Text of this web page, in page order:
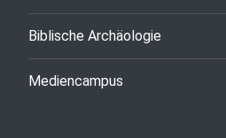
Biblische Archäologie
Mediencampus